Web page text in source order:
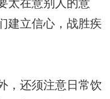
太在意别人的意
建立信心，战胜疾
，还须注意日常饮